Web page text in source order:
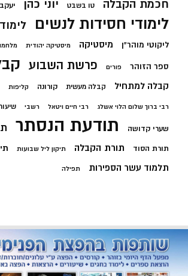
חכמת הקבלה טו בשבט יוני כהן יעקב
לימודי חסידות לנשים
ליקוטי מוהר"ן מיסטיקה מיסטיקה יהודית
ספר הזוהר פורים פרשת השבוע
קבלה למתחיל קבלה מעשית קורונה קליפות
רבי ברוך שלום הלוי אשלג רבי חיים ויטאל רשבי
שערי קדושה תודעת הנסתר
תורת הסוד תורת הקבלה תיקון ליל שבועות
תלמוד עשר הספירות תפילה